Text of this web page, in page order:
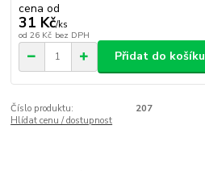
cena od
31 Kč/ks
od 26 Kč bez DPH
Přidat do košíku
Číslo produktu:
207
Hlídat cenu / dostupnost